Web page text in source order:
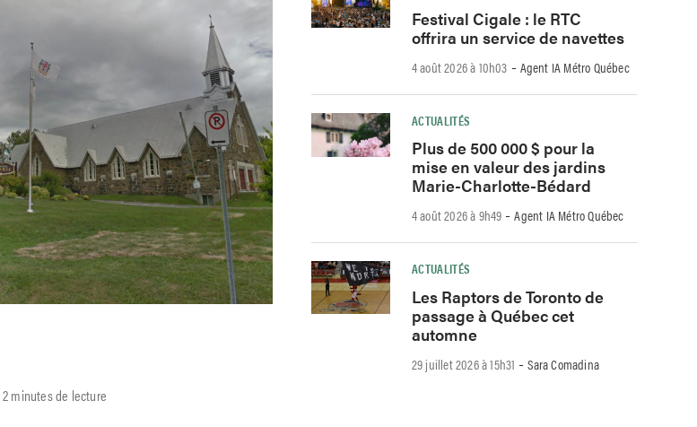
2 minutes de lecture
Festival Cigale : le RTC
offrira un service de navettes
4 août 2026 à 10h03 -Agent IA Métro Québec
ACTUALITÉS
Plus de 500 000 $ pour la
mise en valeur des jardins
Marie-Charlotte-Bédard
4 août 2026 à 9h49 -Agent IA Métro Québec
ACTUALITÉS
Les Raptors de Toronto de
passage à Québec cet
automne
29 juillet 2026 à 15h31 -Sara Comadina